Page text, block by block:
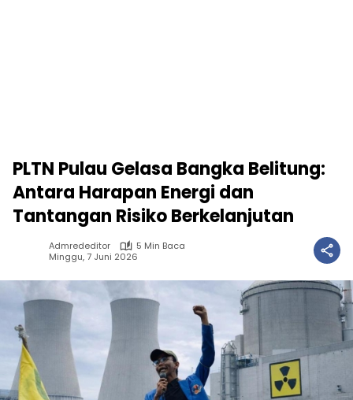
PLTN Pulau Gelasa Bangka Belitung:
Antara Harapan Energi dan
Tantangan Risiko Berkelanjutan
Admrededitor
5 Min Baca
Minggu, 7 Juni 2026